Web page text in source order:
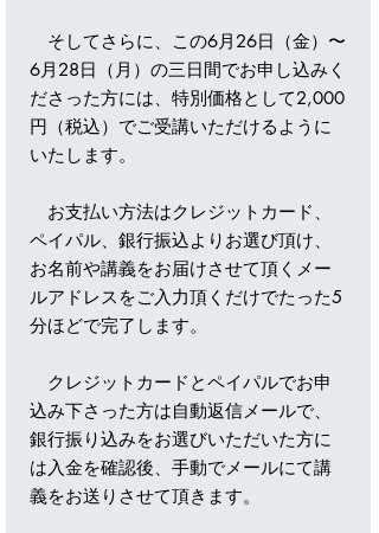
そしてさらに、この6月26日（金）〜
6月28日（月）の三日間でお申し込みく
ださった方には、特別価格として2,000
円（税込）でご受講いただけるように
いたします。
お支払い方法はクレジットカード、
ペイパル、銀行振込よりお選び頂け、
お名前や講義をお届けさせて頂くメー
ルアドレスをご入力頂くだけでたった5
分ほどで完了します。
クレジットカードとペイパルでお申
込み下さった方は自動返信メールで、
銀行振り込みをお選びいただいた方に
は入金を確認後、手動でメールにて講
義をお送りさせて頂きます。